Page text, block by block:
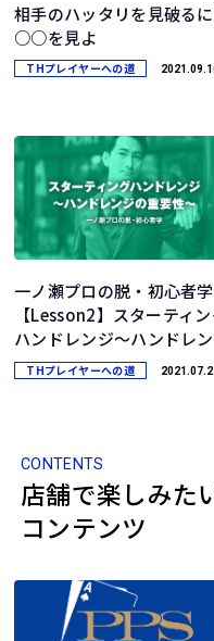
相手のハッタリを見破る
○○を見よ
THプレイヤーへの道
一ノ瀬プロの脱・初心者学
【Lesson2】スターティ
ハンドレンジ～ハンドレ
THプレイヤーへの道
CONTENTS
店舗で楽しみた
コンテンツ